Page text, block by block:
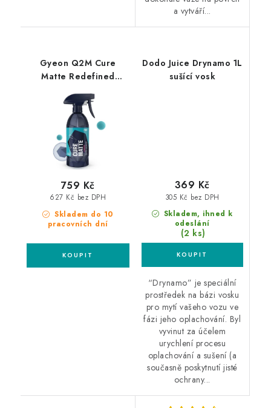
a vytváří...
Gyeon Q2M Cure
Matte Redefined
pro matné laky
Skladem do 10
pracovních dní
627 Kč bez DPH
759 Kč
Dodo Juice Drynamo 1L
sušící vosk
Skladem, ihned k
odeslání
(2 ks)
305 Kč bez DPH
369 Kč
“Drynamo” je speciální
prostředek na bázi vosku
pro mytí vašeho vozu ve
fázi jeho oplachování. Byl
vyvinut za účelem
urychlení procesu
oplachování a sušení (a
současně poskytnutí jisté
ochrany...